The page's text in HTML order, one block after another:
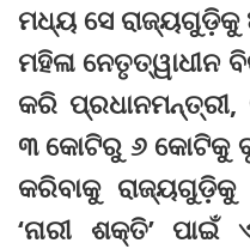
ମଧ୍ୟ ସେ
ମହିଳା ନେତୃତ୍ୱାଧୀନ
କରି
୩ କୋଟିରୁ ୬ କୋଟିକୁ
କରିବାକୁ
‘ନାରୀ ଶକ୍ତି’